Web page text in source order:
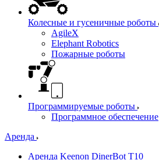
Колесные и гусеничные роботы
AgileX
Elephant Robotics
Пожарные роботы
Программируемые роботы
Программное обеспечение
Аренда
Аренда Keenon DinerBot T10